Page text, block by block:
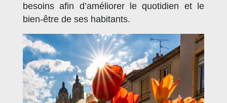
besoins afin d’améliorer le quotidien et le
bien-être de ses habitants.